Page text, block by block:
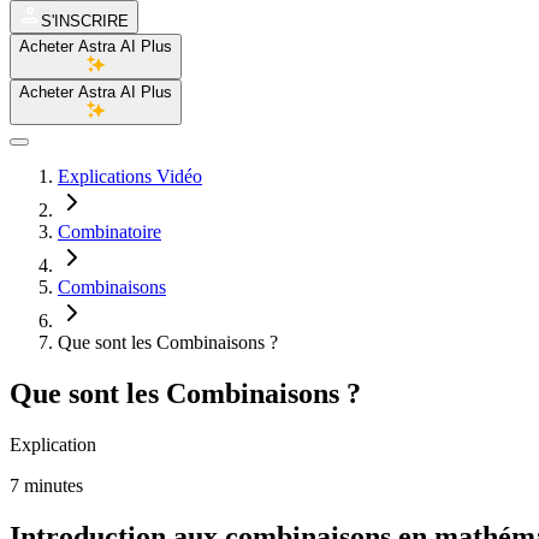
S'INSCRIRE
Acheter Astra AI Plus
Acheter Astra AI Plus
Explications Vidéo
Combinatoire
Combinaisons
Que sont les Combinaisons ?
Que sont les Combinaisons ?
Explication
7 minutes